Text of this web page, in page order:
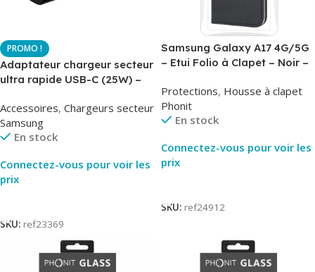
Adaptateur chargeur secteur
ultra rapide USB-C (25W) –
TA800
Accessoires, Chargeurs secteur
Samsung
En stock
Connectez-vous pour voir les
prix
SKU: ref23369
Samsung Galaxy A17 4G/5G
– Etui Folio à Clapet – Noir –
Protections, Housse à clapet
Phonit
En stock
Connectez-vous pour voir les
prix
SKU: ref24912